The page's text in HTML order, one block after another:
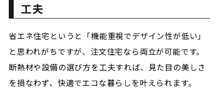
工夫
省エネ住宅というと「機能重視でデザイン性が低い」
と思われがちですが、注文住宅なら両立が可能です。
断熱材や設備の選び方を工夫すれば、見た目の美しさ
を損なわず、快適でエコな暮らしを叶えられます。